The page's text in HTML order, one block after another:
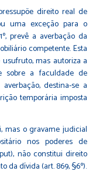
direito real de
uma exceção para o
prevê a averbação da
competente. Esta
mas autoriza a
sobre a faculdade de
destina-se a
temporária imposta
mas o gravame judicial
nos poderes de
não constitui direito
da dívida (art. 869, §6º).